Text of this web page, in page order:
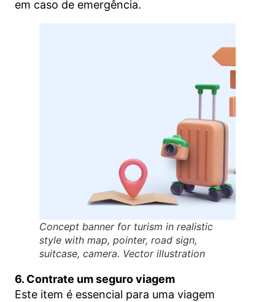
em caso de emergência.
Concept banner for turism in realistic
style with map, pointer, road sign,
suitcase, camera. Vector illustration
6. Contrate um seguro viagem
Este item é essencial para uma viagem